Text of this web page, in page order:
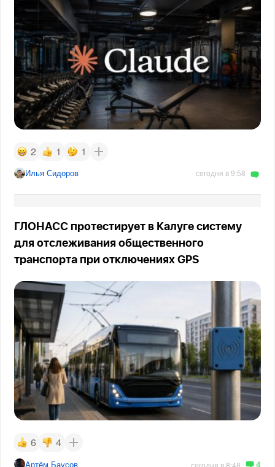
2 1 1
Илья Сидоров сегодня в 9:58
ГЛОНАСС протестирует в Калуге систему
для отслеживания общественного
транспорта при отключениях GPS
6 4
Артём Баусов сегодня в 8:48 4